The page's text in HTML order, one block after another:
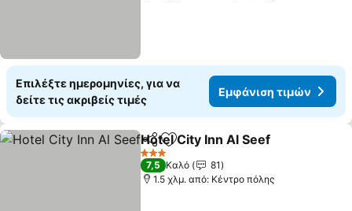
Επιλέξτε ημερομηνίες, για να
δείτε τις ακριβείς τιμές
Εμφάνιση τιμών
Κοινοποίηση
Προσθήκη στα αγαπημένα
Hotel City Inn Al Seef
3 Αστέρια
7,5 Καλό
81
1.5 χλμ. από: Κέντρο πόλης